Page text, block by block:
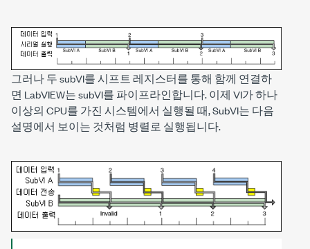
그러나 두 subVI를 시프트 레지스터를 통해 함께 연결하
면 LabVIEW는 subVI를 파이프라인합니다. 이제 VI가 하나
이상의 CPU를 가진 시스템에서 실행될 때, SubVI는 다음
설명에서 보이는 것처럼 병렬로 실행됩니다.